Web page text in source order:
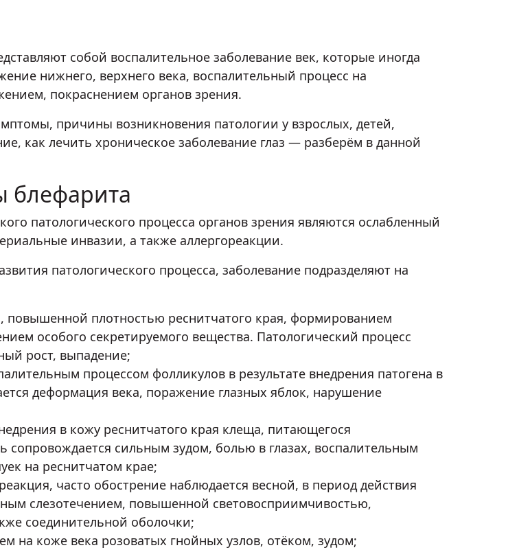
собой воспалительное заболевание век, которые иногда
нижнего, верхнего века, воспалительный процесс на
покраснением органов зрения.
причины возникновения патологии у взрослых, детей,
как лечить хроническое заболевание глаз — разберём в данной
блефарита
патологического процесса органов зрения являются ослабленный
инвазии, а также аллергореакции.
патологического процесса, заболевание подразделяют на
плотностью реснитчатого края, формированием
особого секретируемого вещества. Патологический процесс
рост, выпадение;
процессом фолликулов в результате внедрения патогена в
деформация века, поражение глазных яблок, нарушение
в кожу реснитчатого края клеща, питающегося
сильным зудом, болью в глазах, воспалительным
на реснитчатом крае;
часто обострение наблюдается весной, в период действия
слезотечением, повышенной световосприимчивостью,
соединительной оболочки;
на коже века розоватых гнойных узлов, отёком, зудом;